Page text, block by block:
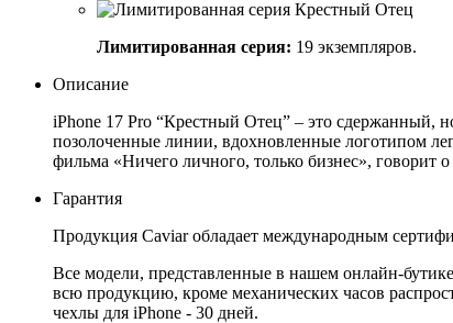
Лимитированная серия: 19 экземпляров.
Описание
iPhone 17 Pro “Крестный Отец” – это сдержанный,
позолоченные линии, вдохновленные логотипом
фильма «Ничего личного, только бизнес», говорит
Гарантия
Продукция Caviar обладает международным
Все модели, представленные в нашем онлайн-
всю продукцию, кроме механических часов
чехлы для iPhone - 30 дней.